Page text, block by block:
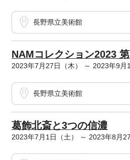
長野県立美術館
NAMコレクション2023
2023年7月27日（木） ～ 2023年9月
長野県立美術館
葛飾北斎と3つの信濃
2023年7月1日（土） ～ 2023年8月27